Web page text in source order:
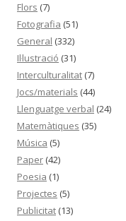
Flors (7)
Fotografia (51)
General (332)
Il·lustració (31)
Interculturalitat (7)
Jocs/materials (44)
Llenguatge verbal (24)
Matemàtiques (35)
Música (5)
Paper (42)
Poesia (1)
Projectes (5)
Publicitat (13)